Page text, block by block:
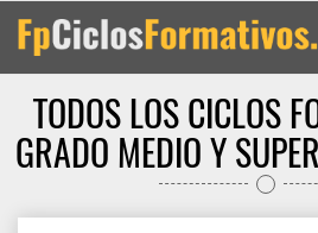
TODOS LOS CICLOS
GRADO MEDIO Y